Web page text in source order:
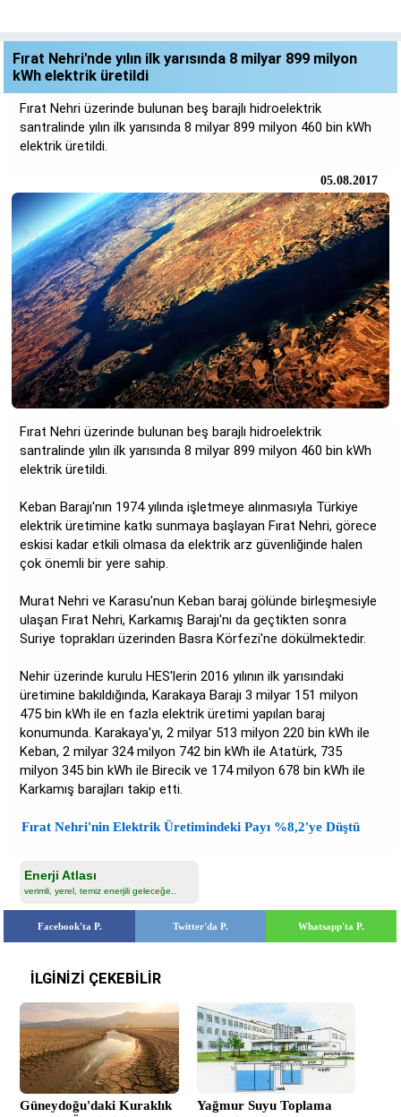
Fırat Nehri'nde yılın ilk yarısında 8 milyar 899 milyon
kWh elektrik üretildi
Fırat Nehri üzerinde bulunan beş barajlı hidroelektrik
santralinde yılın ilk yarısında 8 milyar 899 milyon 460 bin kWh
elektrik üretildi.
05.08.2017
Fırat Nehri üzerinde bulunan beş barajlı hidroelektrik
santralinde yılın ilk yarısında 8 milyar 899 milyon 460 bin kWh
elektrik üretildi.
Keban Barajı'nın 1974 yılında işletmeye alınmasıyla Türkiye
elektrik üretimine katkı sunmaya başlayan Fırat Nehri, görece
eskisi kadar etkili olmasa da elektrik arz güvenliğinde halen
çok önemli bir yere sahip.
Murat Nehri ve Karasu'nun Keban baraj gölünde birleşmesiyle
ulaşan Fırat Nehri, Karkamış Barajı'nı da geçtikten sonra
Suriye toprakları üzerinden Basra Körfezi'ne dökülmektedir.
Nehir üzerinde kurulu HES'lerin 2016 yılının ilk yarısındaki
üretimine bakıldığında, Karakaya Barajı 3 milyar 151 milyon
475 bin kWh ile en fazla elektrik üretimi yapılan baraj
konumunda. Karakaya'yı, 2 milyar 513 milyon 220 bin kWh ile
Keban, 2 milyar 324 milyon 742 bin kWh ile Atatürk, 735
milyon 345 bin kWh ile Birecik ve 174 milyon 678 bin kWh ile
Karkamış barajları takip etti.
Fırat Nehri'nin Elektrik Üretimindeki Payı %8,2'ye Düştü
Enerji Atlası
verimli, yerel, temiz enerjili geleceğe..
Facebook'ta P. Twitter'da P. Whatsapp'ta P.
İLGİNİZİ ÇEKEBİLİR
Güneydoğu'daki Kuraklık
Yağmur Suyu Toplama